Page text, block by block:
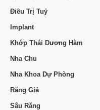
Điều Trị Tuỷ
Implant
Khớp Thái Dương Hàm
Nha Chu
Nha Khoa Dự Phòng
Răng Giả
Sâu Răng